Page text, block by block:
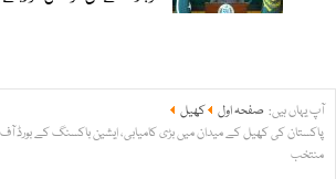
آپ یہاں ہیں: صفحہ اول
کھیل
پاکستان کی کھیل کے میدان میں بڑی کامیابی، ایشین باکسنگ کے بورڈ آف
منتخب